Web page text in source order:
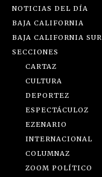
NOTICIAS DEL DÍA
BAJA CALIFORNIA
BAJA CALIFORNIA SUR
SECCIONES
CARTAZ
CULTURA
DEPORTEZ
ESPECTÁCULOZ
EZENARIO
INTERNACIONAL
COLUMNAZ
ZOOM POLÍTICO